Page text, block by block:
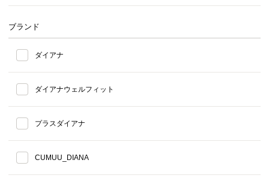
ブランド
ダイアナ
ダイアナウェルフィット
プラスダイアナ
CUMUU_DIANA